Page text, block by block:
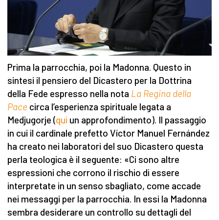
Prima la parrocchia, poi la Madonna. Questo in
sintesi il pensiero del Dicastero per la Dottrina
della Fede espresso nella nota La Regina della
Pace circa l’esperienza spirituale legata a
Medjugorje (qui un approfondimento). Il passaggio
in cui il cardinale prefetto Víctor Manuel Fernández
ha creato nei laboratori del suo Dicastero questa
perla teologica è il seguente: «Ci sono altre
espressioni che corrono il rischio di essere
interpretate in un senso sbagliato, come accade
nei messaggi per la parrocchia. In essi la Madonna
sembra desiderare un controllo su dettagli del